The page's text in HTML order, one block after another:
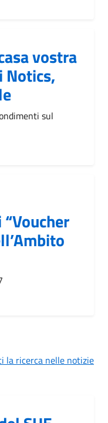
vostra
Notics,
sul
la ricerca nelle notizie